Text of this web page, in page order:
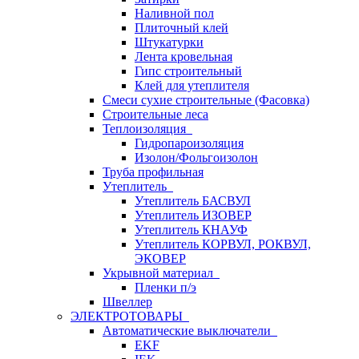
Наливной пол
Плиточный клей
Штукатурки
Лента кровельная
Гипс строительный
Клей для утеплителя
Смеси сухие строительные (Фасовка)
Строительные леса
Теплоизоляция
Гидропароизоляция
Изолон/Фольгоизолон
Труба профильная
Утеплитель
Утеплитель БАСВУЛ
Утеплитель ИЗОВЕР
Утеплитель КНАУФ
Утеплитель КОРВУЛ, РОКВУЛ,
ЭКОВЕР
Укрывной материал
Пленки п/э
Швеллер
ЭЛЕКТРОТОВАРЫ
Автоматические выключатели
EKF